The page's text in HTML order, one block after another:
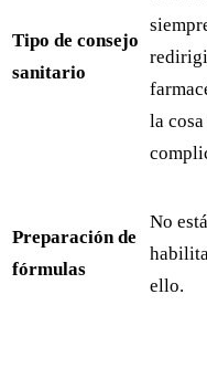
Tipo de consejo
sanitario
la cosa
Preparación de
fórmulas
No está
ello.